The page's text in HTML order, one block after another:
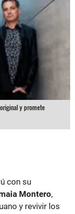
y promete
con su
Montero,
y revivir los